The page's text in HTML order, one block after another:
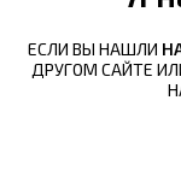
ЕСЛИ ВЫ НАШЛИ
ДРУГОМ САЙТЕ